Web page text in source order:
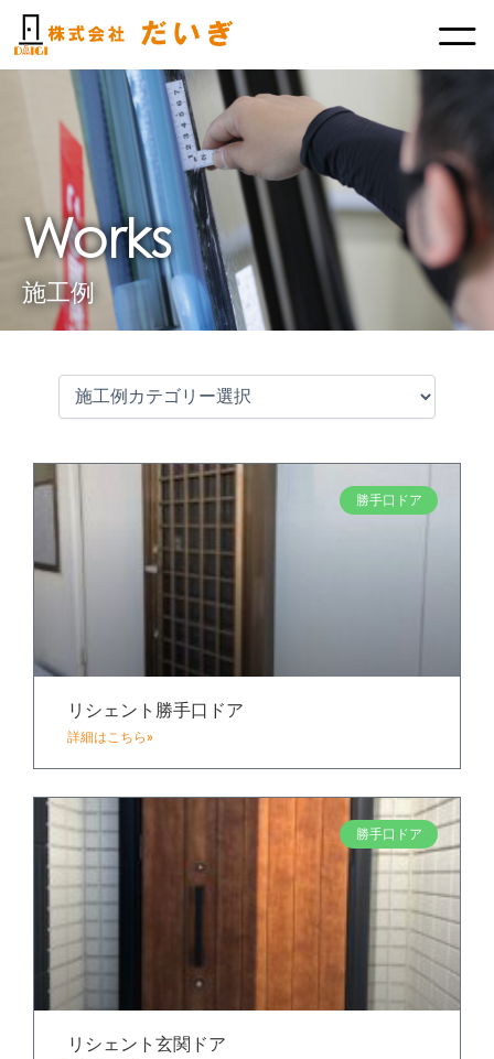
容
を
Works
施工例
勝手口ドア
リシェント勝手口ドア
詳細はこちら»
勝手口ドア
リシェント玄関ドア